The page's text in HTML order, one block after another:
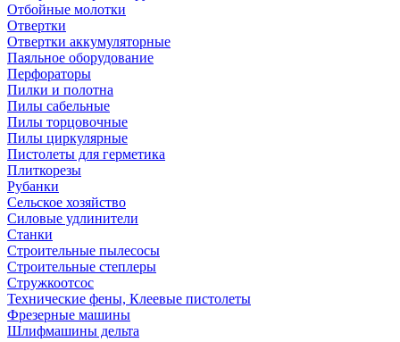
Отбойные молотки
Отвертки
Отвертки аккумуляторные
Паяльное оборудование
Перфораторы
Пилки и полотна
Пилы сабельные
Пилы торцовочные
Пилы циркулярные
Пистолеты для герметика
Плиткорезы
Рубанки
Сельское хозяйство
Силовые удлинители
Станки
Строительные пылесосы
Строительные степлеры
Стружкоотсос
Технические фены, Клеевые пистолеты
Фрезерные машины
Шлифмашины дельта